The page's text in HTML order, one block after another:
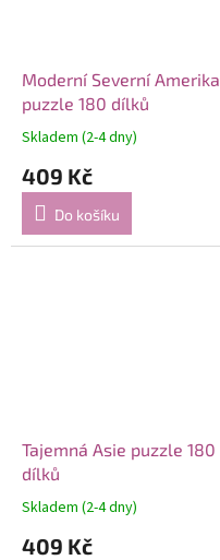
Moderní Severní Amerika
puzzle 180 dílků
Skladem (2-4 dny)
409 Kč
Do košíku
Tajemná Asie puzzle 180
dílků
Skladem (2-4 dny)
409 Kč